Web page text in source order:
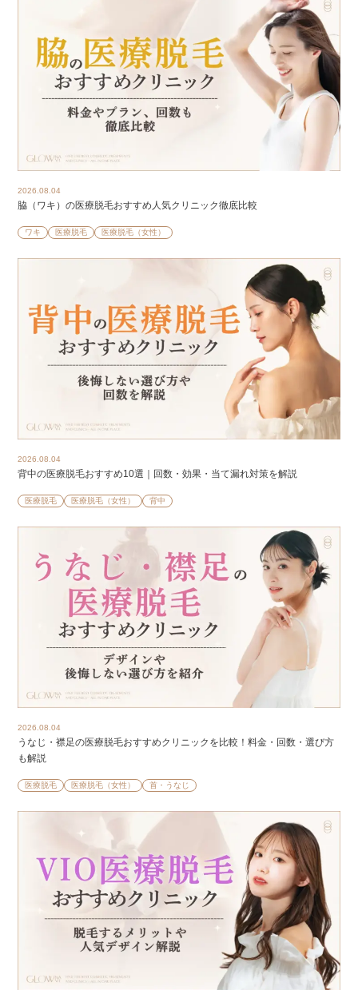
2026.08.04
脇（ワキ）の医療脱毛おすすめ人気クリニック徹底比較
ワキ 医療脱毛 医療脱毛（女性）
2026.08.04
背中の医療脱毛おすすめ10選｜回数・効果・当て漏れ対策を解説
医療脱毛 医療脱毛（女性） 背中
2026.08.04
うなじ・襟足の医療脱毛おすすめクリニックを比較！料金・回数・選び方
も解説
医療脱毛 医療脱毛（女性） 首・うなじ